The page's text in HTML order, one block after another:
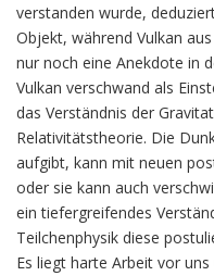
verstanden wurde,
Objekt, während Vulkan
nur noch eine Anekdote in
Vulkan verschwand als
das Verständnis der
Relativitätstheorie. Die
aufgibt, kann mit neuen
oder sie kann auch
ein tiefergreifendes
Teilchenphysik diese
Es liegt harte Arbeit vor